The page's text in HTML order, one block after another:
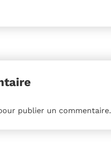
publier un commentaire.